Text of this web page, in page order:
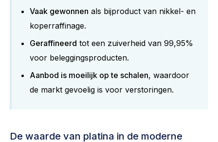
Vaak gewonnen als bijproduct van nikkel- en
koperraffinage.
Geraffineerd tot een zuiverheid van 99,95%
voor beleggingsproducten.
Aanbod is moeilijk op te schalen, waardoor
de markt gevoelig is voor verstoringen.
De waarde van platina in de moderne